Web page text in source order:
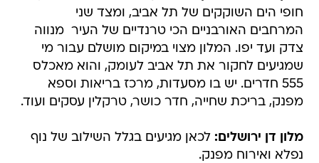
חופי הים השוקקים של תל אביב, ומצד שני 
המרחבים האורבניים הכי טרנדיים של העיר  מנווה
צדק ועד יפו. המלון מצוי במיקום מושלם עבור מי
שמגיעים לחקור את תל אביב לעומק, והוא מאכלס
555 חדרים. יש בו מסעדות, מרכז בריאות וספא
מפנק, בריכת שחייה, חדר כושר, טרקלין עסקים ועוד.
מלון דן ירושלים: לכאן מגיעים בגלל השילוב של נוף
נפלא ואירוח מפנק.